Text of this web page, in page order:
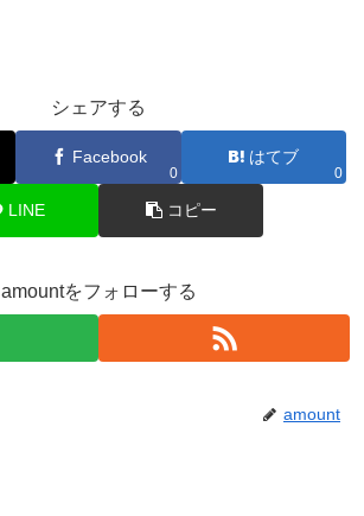
シェアする
Facebook
0
はてブ
0
LINE コピー
amountをフォローする
amount